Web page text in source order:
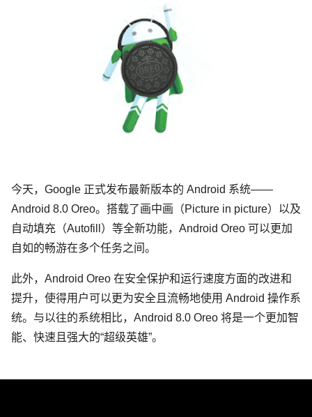
今天，Google 正式发布最新版本的 Android 系统——
Android 8.0 Oreo。搭载了画中画（Picture in picture）以及
自动填充（Autofill）等全新功能，Android Oreo 可以更加
自如的畅游在多个任务之间。
此外，Android Oreo 在安全保护和运行速度方面的改进和
提升，使得用户可以更为安全且流畅地使用 Android 操作系
统。与以往的系统相比，Android 8.0 Oreo 将是一个更加智
能、快速且强大的“超级英雄”。